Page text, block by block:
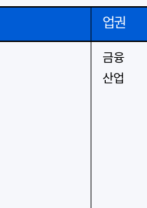
업권
금융
산업